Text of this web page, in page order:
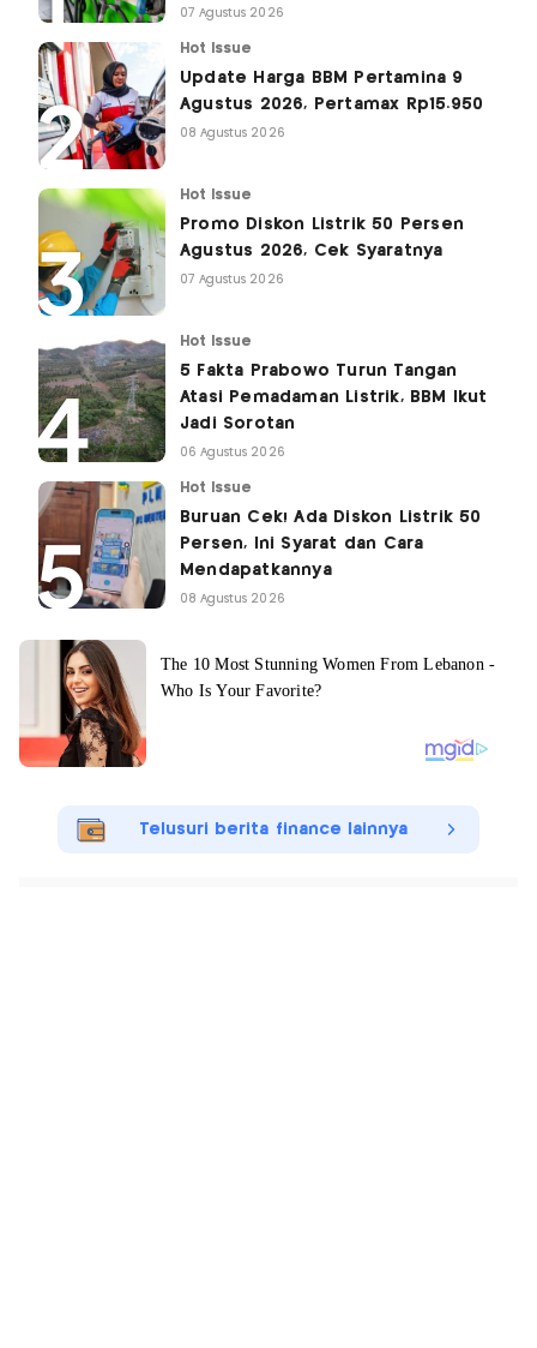
07 Agustus 2026
Hot Issue
Update Harga BBM Pertamina 9
Agustus 2026, Pertamax Rp15.950
08 Agustus 2026
Hot Issue
Promo Diskon Listrik 50 Persen
Agustus 2026, Cek Syaratnya
07 Agustus 2026
Hot Issue
5 Fakta Prabowo Turun Tangan
Atasi Pemadaman Listrik, BBM Ikut
Jadi Sorotan
06 Agustus 2026
Hot Issue
Buruan Cek! Ada Diskon Listrik 50
Persen, Ini Syarat dan Cara
Mendapatkannya
08 Agustus 2026
Telusuri berita finance lainnya